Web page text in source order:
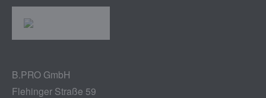
B.PRO GmbH
Flehinger Straße 59